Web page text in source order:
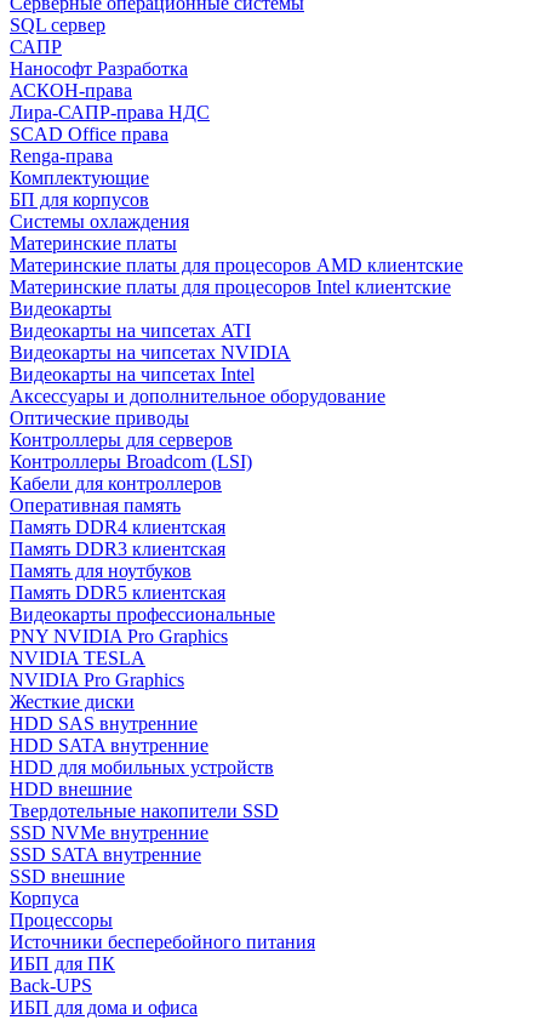
SQL сервер
САПР
Нанософт Разработка
АСКОН-права
Лира-САПР-права НДС
SCAD Office права
Renga-права
Комплектующие
БП для корпусов
Системы охлаждения
Материнские платы
Материнские платы для процесоров AMD клиентские
Материнские платы для процесоров Intel клиентские
Видеокарты
Видеокарты на чипсетах ATI
Видеокарты на чипсетах NVIDIA
Видеокарты на чипсетах Intel
Аксессуары и дополнительное оборудование
Оптические приводы
Контроллеры для серверов
Контроллеры Broadcom (LSI)
Кабели для контроллеров
Оперативная память
Память DDR4 клиентская
Память DDR3 клиентская
Память для ноутбуков
Память DDR5 клиентская
Видеокарты профессиональные
PNY NVIDIA Pro Graphics
NVIDIA TESLA
NVIDIA Pro Graphics
Жесткие диски
HDD SAS внутренние
HDD SATA внутренние
HDD для мобильных устройств
HDD внешние
Твердотельные накопители SSD
SSD NVMe внутренние
SSD SATA внутренние
SSD внешние
Корпуса
Процессоры
Источники бесперебойного питания
ИБП для ПК
Back-UPS
ИБП для дома и офиса